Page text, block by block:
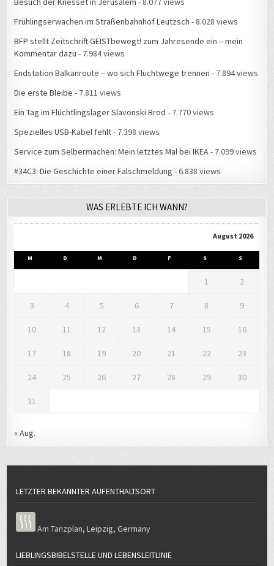
Frühlingserwachen im Straßenbahnhof Leutzsch - 8.028 views
BFP stellt Zeitschrift GEISTbewegt! zum Jahresende ein – mein
Kommentar dazu - 7.984 views
Endstation Balkanroute – wo sich Fluchtwege trennen - 7.894 views
Die erste Bleibe - 7.811 views
Ein Tag im Flüchtlingslager Slavonski Brod - 7.770 views
Spezielles USB-Kabel fehlt- 7.398 views
Service zum Selbermachen: Mein letztes Mal bei IKEA- 7.099 views
#34C3: Die Geschichte einer Falschmeldung - 6.838 views
WAS ERLEBTE ICH WANN?
August 2026
M D M D F S S
1 2
3 4 5 6 7 8 9
10 11 12 13 14 15 16
17 18 19 20 21 22 23
24 25 26 27 28 29 30
31
« Aug.
LETZTER BEKANNTER AUFENTHALTSORT
Am Tanzplan,Leipzig,Germany
LIEBLINGSBIBELSTELLE UND LEBENSLEITLINIE